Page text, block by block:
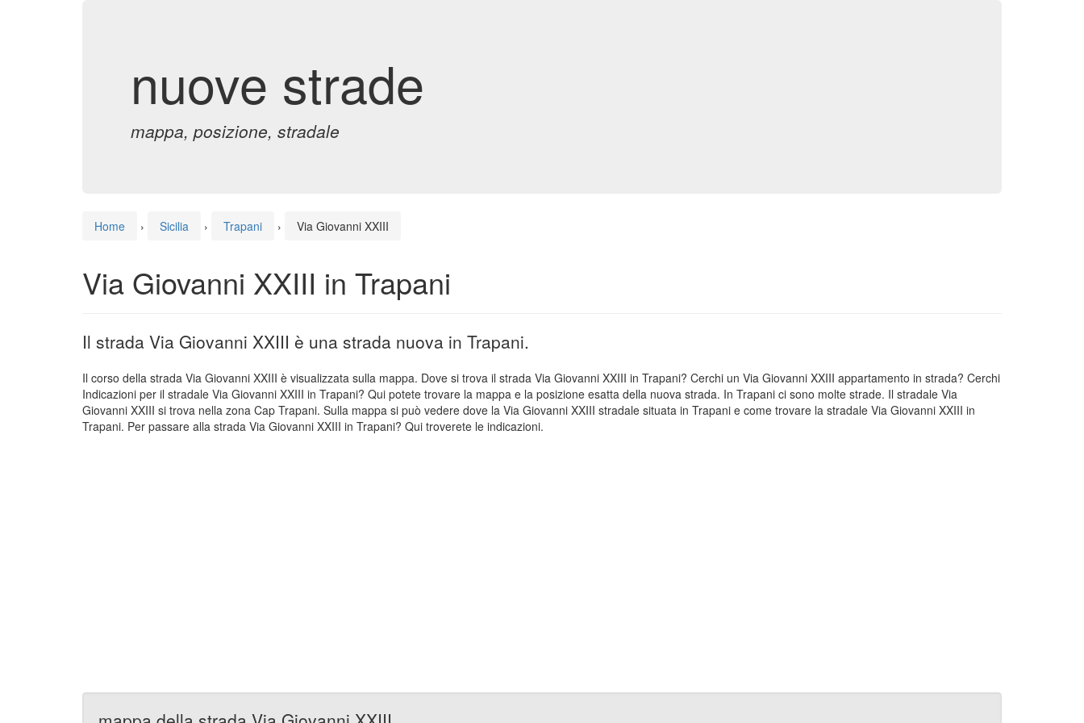
nuove strade
mappa, posizione, stradale
Home › Sicilia › Trapani › Via Giovanni XXIII
Via Giovanni XXIII in Trapani
Il strada Via Giovanni XXIII è una strada nuova in Trapani.
Il corso della strada Via Giovanni XXIII è visualizzata sulla mappa. Dove si trova il strada Via Giovanni XXIII in Trapani? Cerchi un Via Giovanni XXIII appartamento in strada? Cerchi
Indicazioni per il stradale Via Giovanni XXIII in Trapani? Qui potete trovare la mappa e la posizione esatta della nuova strada. In Trapani ci sono molte strade. Il stradale Via
Giovanni XXIII si trova nella zona Cap Trapani. Sulla mappa si può vedere dove la Via Giovanni XXIII stradale situata in Trapani e come trovare la stradale Via Giovanni XXIII in
Trapani. Per passare alla strada Via Giovanni XXIII in Trapani? Qui troverete le indicazioni.